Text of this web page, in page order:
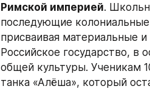
Римской империей.
последующие
присваивая материальные и
Российское государство, в
общей культуры. Ученикам
танка «Алёша», который